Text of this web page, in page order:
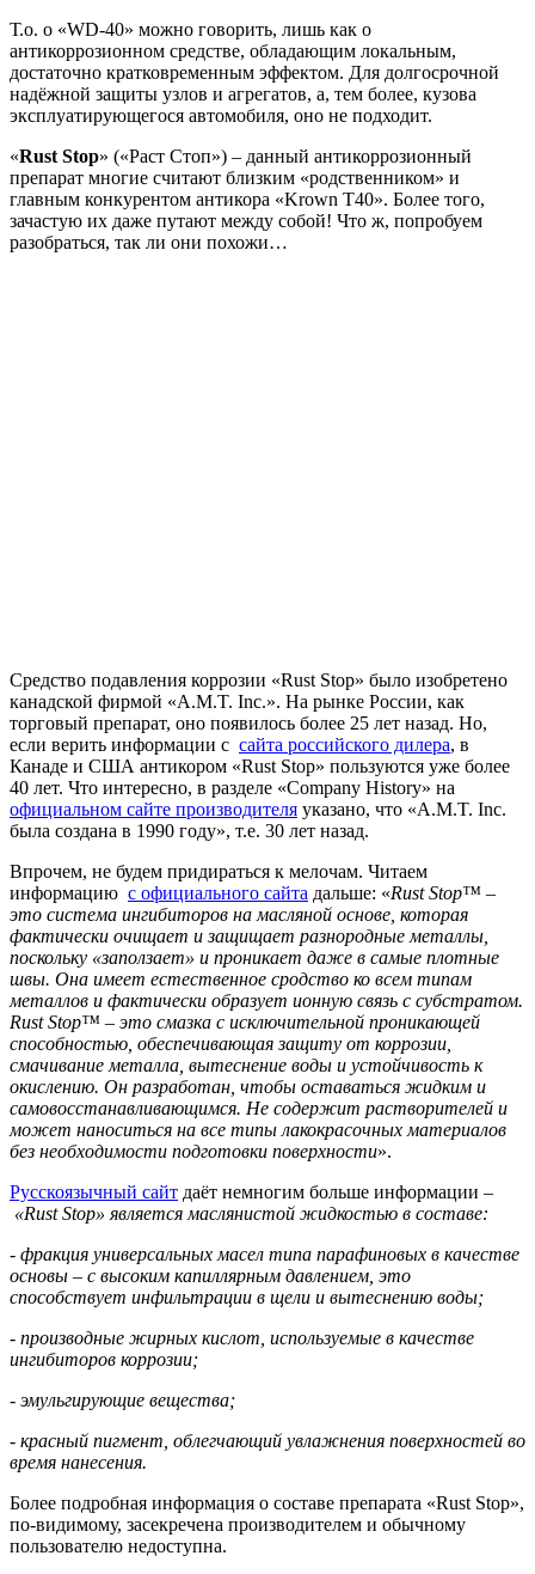
Т.о. о «WD-40» можно говорить, лишь как о
антикоррозионном средстве, обладающим локальным,
достаточно кратковременным эффектом. Для долгосрочной
надёжной защиты узлов и агрегатов, а, тем более, кузова
эксплуатирующегося автомобиля, оно не подходит.
«Rust Stop» («Раст Стоп») – данный антикоррозионный
препарат многие считают близким «родственником» и
главным конкурентом антикора «Krown Т40». Более того,
зачастую их даже путают между собой! Что ж, попробуем
разобраться, так ли они похожи…
Средство подавления коррозии «Rust Stop» было изобретено
канадской фирмой «A.M.T. Inc.». На рынке России, как
торговый препарат, оно появилось более 25 лет назад. Но,
если верить информации с сайта российского дилера, в
Канаде и США антикором «Rust Stop» пользуются уже более
40 лет. Что интересно, в разделе «Company History» на
официальном сайте производителя указано, что «A.M.T. Inc.
была создана в 1990 году», т.е. 30 лет назад.
Впрочем, не будем придираться к мелочам. Читаем
информацию с официального сайта дальше: «Rust Stop™ –
это система ингибиторов на масляной основе, которая
фактически очищает и защищает разнородные металлы,
поскольку «заползает» и проникает даже в самые плотные
швы. Она имеет естественное сродство ко всем типам
металлов и фактически образует ионную связь с субстратом.
Rust Stop™ – это смазка с исключительной проникающей
способностью, обеспечивающая защиту от коррозии,
смачивание металла, вытеснение воды и устойчивость к
окислению. Он разработан, чтобы оставаться жидким и
самовосстанавливающимся. Не содержит растворителей и
может наноситься на все типы лакокрасочных материалов
без необходимости подготовки поверхности».
Русскоязычный сайт даёт немногим больше информации –
«Rust Stop» является маслянистой жидкостью в составе:
- фракция универсальных масел типа парафиновых в качестве
основы – с высоким капиллярным давлением, это
способствует инфильтрации в щели и вытеснению воды;
- производные жирных кислот, используемые в качестве
ингибиторов коррозии;
- эмульгирующие вещества;
- красный пигмент, облегчающий увлажнения поверхностей во
время нанесения.
Более подробная информация о составе препарата «Rust Stop»,
по-видимому, засекречена производителем и обычному
пользователю недоступна.